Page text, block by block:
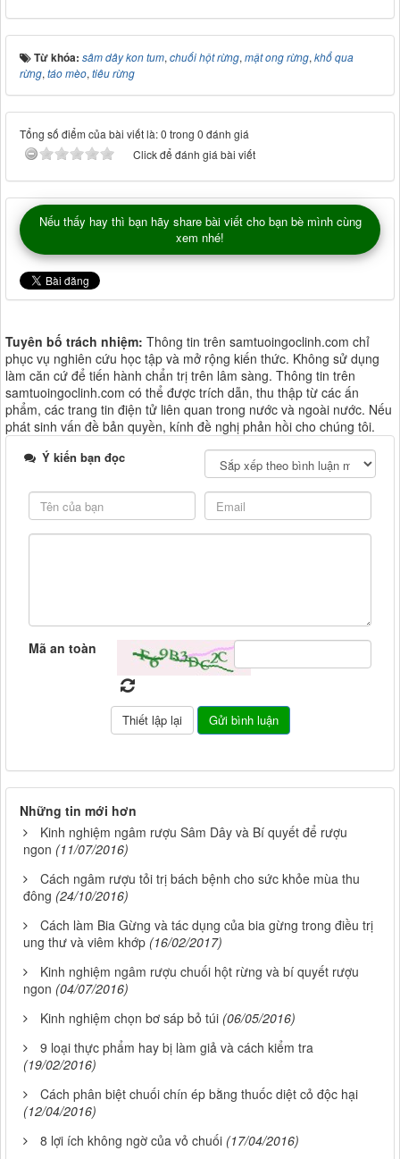
Từ khóa: sâm dây kon tum,chuối hột rừng,mật ong rừng,khổ qua
rừng,táo mèo,tiêu rừng
Tổng số điểm của bài viết là: 0 trong 0 đánh giá
Click để đánh giá bài viết
Nếu thấy hay thì bạn hãy share bài viết cho bạn bè mình cùng
xem nhé!
Tuyên bố trách nhiệm: Thông tin trên samtuoingoclinh.com chỉ
phục vụ nghiên cứu học tập và mở rộng kiến thức. Không sử dụng
làm căn cứ để tiến hành chẩn trị trên lâm sàng. Thông tin trên
samtuoingoclinh.com có thể được trích dẫn, thu thập từ các ấn
phẩm, các trang tin điện tử liên quan trong nước và ngoài nước. Nếu
phát sinh vấn đề bản quyền, kính đề nghị phản hồi cho chúng tôi.
Ý kiến bạn đọc
Mã an toàn
Những tin mới hơn
Kinh nghiệm ngâm rượu Sâm Dây và Bí quyết để rượu
ngon (11/07/2016)
Cách ngâm rượu tỏi trị bách bệnh cho sức khỏe mùa thu
đông (24/10/2016)
Cách làm Bia Gừng và tác dụng của bia gừng trong điều trị
ung thư và viêm khớp (16/02/2017)
Kinh nghiệm ngâm rượu chuối hột rừng và bí quyết rượu
ngon (04/07/2016)
Kinh nghiệm chọn bơ sáp bỏ túi (06/05/2016)
9 loại thực phẩm hay bị làm giả và cách kiểm tra
(19/02/2016)
Cách phân biệt chuối chín ép bằng thuốc diệt cỏ độc hại
(12/04/2016)
8 lợi ích không ngờ của vỏ chuối (17/04/2016)